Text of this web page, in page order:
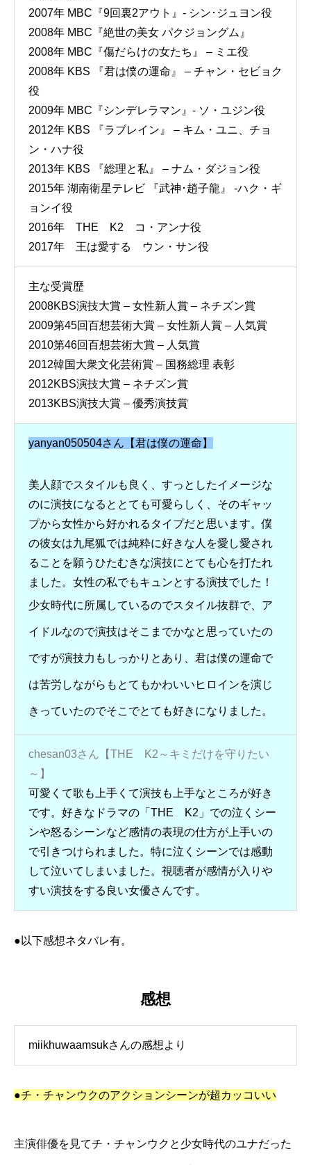
2007年 MBC『9回裏2アウト』- シン･ジュヨン役
2008年 MBC『絶世の美女 パクジョングム』
2008年 MBC『傷だらけの女たち』 – ミエ役
2008年 KBS 『君は僕の運命』 – チャン・セビョク
役
2009年 MBC『シンデレラマン』- ソ・ユジン役
2012年 KBS 『ラブレイン』 – キム・ユニ、チョ
ン・ハナ役
2013年 KBS 『総理と私』 – ナム・ダジョン役
2015年 湖南衛星テレビ 『武神･趙子龍』 -ハク・ギ
ョンイ役
2016年 THE K2 コ・アンナ役
2017年 王は愛する ウン・サン役
主な受賞歴
2008KBS演技大賞 – 女性新人賞 – ネチズン賞
2009第45回百想芸術大賞 – 女性新人賞 – 人気賞
2010第46回百想芸術大賞 – 人気賞
2012韓国大衆文化芸術賞 – 国務総理 表彰
2012KBS演技大賞 – ネチズン賞
2013KBS演技大賞 – 優秀演技賞
yanyan050504さん【君は僕の運命】
美人顔でスタイルも良く、すっとしたイメージな
のに演技になるととても可愛らしく、そのギャッ
プから女性から好かれるタイプだと思います。僕
の彼女は九尾狐では純粋に好きな人を愛し愛され
ることを願うひたむきな演技にとても心を打たれ
ました。女性の私でもキュンとする演技でした！
少女時代に所属しているのでスタイル抜群で、ア
イドルなので演技はそこまでかなと思っていたの
ですが演技力もしっかりとあり、君は僕の運命で
は苦労しながらもとてもかわいいヒロインを演じ
きっていたのでそこでとても好きになりました。
chesan03さん【THE K2～キミだけを守りたい
～】
可愛くて歌も上手くて演技も上手なところが好き
です。好きなドラマの「THE K2」での泣くシー
ンや怒るシーンなど感情の表現の仕方が上手いの
で引きつけられました。特に泣くシーンでは感動
して泣いてしまいました。視聴者が感情が入りや
すい演技をする良い女優さんです。
●以下感想ネタバレ有。
感想
miikhuwaamsukさんの感想より
●チ・チャンウクのアクションシーンが超カッコいい
主演俳優を見てチ・チャンウクと少女時代のユナだった